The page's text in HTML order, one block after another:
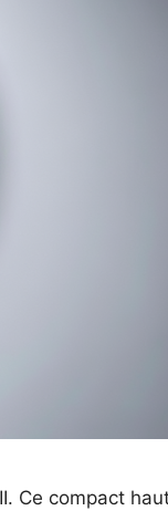
Ce compact